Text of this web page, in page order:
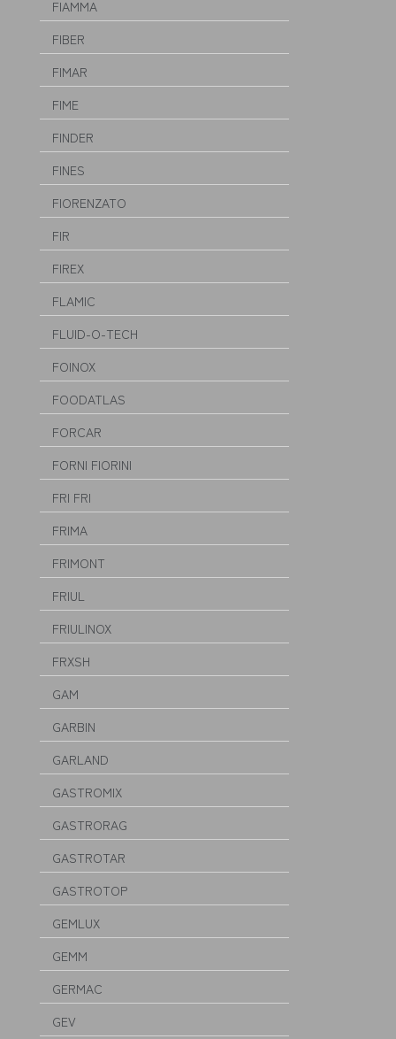
FIAMMA
FIBER
FIMAR
FIME
FINDER
FINES
FIORENZATO
FIR
FIREX
FLAMIC
FLUID-O-TECH
FOINOX
FOODATLAS
FORCAR
FORNI FIORINI
FRI FRI
FRIMA
FRIMONT
FRIUL
FRIULINOX
FRXSH
GAM
GARBIN
GARLAND
GASTROMIX
GASTRORAG
GASTROTAR
GASTROTOP
GEMLUX
GEMM
GERMAC
GEV